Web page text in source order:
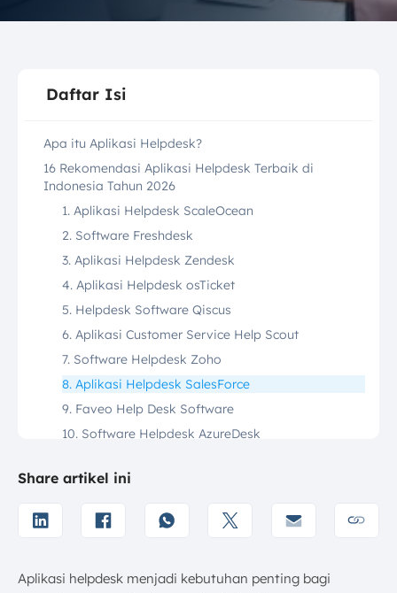
Daftar Isi
Apa itu Aplikasi Helpdesk?
16 Rekomendasi Aplikasi Helpdesk Terbaik di
Indonesia Tahun 2026
1. Aplikasi Helpdesk ScaleOcean
2. Software Freshdesk
3. Aplikasi Helpdesk Zendesk
4. Aplikasi Helpdesk osTicket
5. Helpdesk Software Qiscus
6. Aplikasi Customer Service Help Scout
7. Software Helpdesk Zoho
8. Aplikasi Helpdesk SalesForce
9. Faveo Help Desk Software
10. Software Helpdesk AzureDesk
12. Bridgenr Help Desk Software
13. Software Helpdesk Deskpro
14. HappyFox Help Desk Software
16. Software Helpdesk Jitbit
Share artikel ini
Aplikasi helpdesk menjadi kebutuhan penting bagi